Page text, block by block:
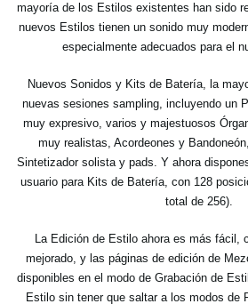
mayoría de los Estilos existentes han sido
nuevos Estilos tienen un sonido muy
especialmente adecuados para el
Nuevos Sonidos y Kits de Batería, la
nuevas sesiones sampling, incluyendo un
muy expresivo, varios y majestuosos
muy realistas, Acordeones y
Sintetizador solista y pads. Y ahora
usuario para Kits de Batería, con 128
total de 256).
La Edición de Estilo ahora es más fácil,
mejorado, y las páginas de edición de
disponibles en el modo de Grabación de
Estilo sin tener que saltar a los modos de